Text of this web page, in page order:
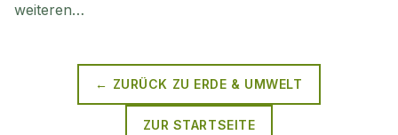
weiteren…
← ZURÜCK ZU ERDE & UMWELT
ZUR STARTSEITE